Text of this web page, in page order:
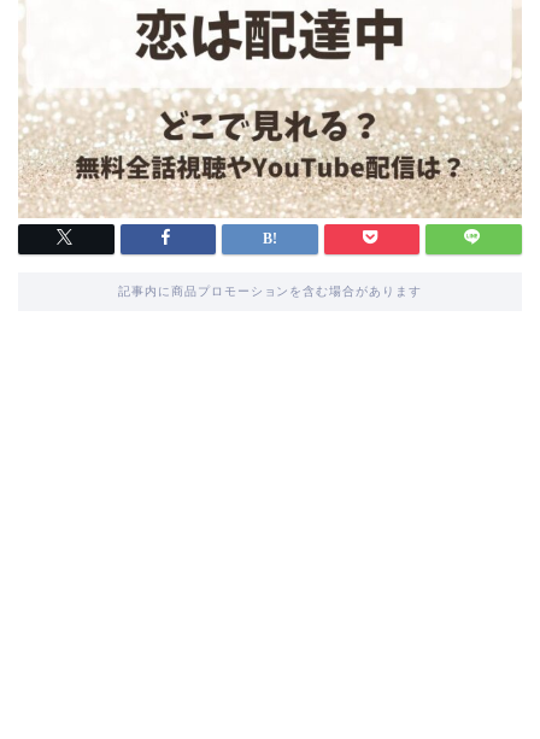
記事内に商品プロモーションを含む場合があります